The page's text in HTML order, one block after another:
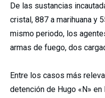
De las sustancias
cristal, 887 a marihuana y
mismo periodo, los
armas de fuego, dos
Entre los casos más
detención de Hugo «N»